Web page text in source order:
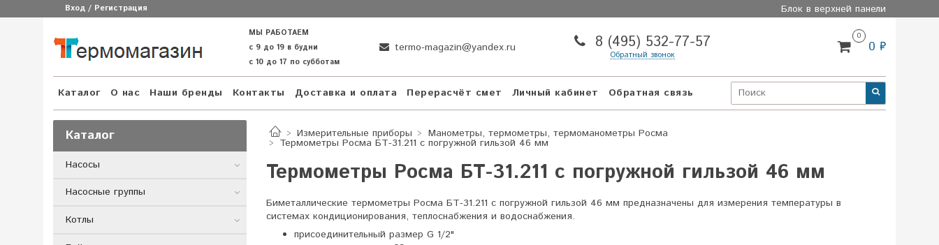
Вход / Регистрация Блок в верхней панели
МЫ РАБОТАЕМ
с 9 до 19 в будни
с 10 до 17 по субботам
termo-magazin@yandex.ru 8 (495) 532-77-57
Обратный звонок
0
0 ₽
Каталог О нас Наши бренды Контакты Доставка и оплата Перерасчёт смет Личный кабинет Обратная связь
Измерительные приборы Манометры, термометры, термоманометры Росма
Термометры Росма БТ-31.211 с погружной гильзой 46 мм
Термометры Росма БТ-31.211 с погружной гильзой 46 мм
Биметаллические термометры Росма БТ-31.211 с погружной гильзой 46 мм предназначены для измерения температуры в
системах кондиционирования, теплоснабжения и водоснабжения.
присоединительный размер G 1/2"
Каталог
Насосы
Насосные группы
Котлы